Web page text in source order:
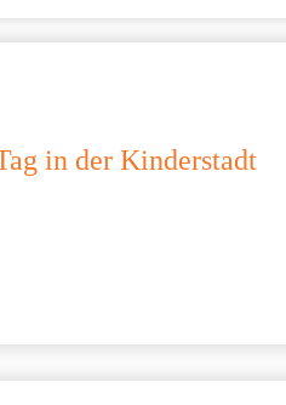
in der Kinderstadt